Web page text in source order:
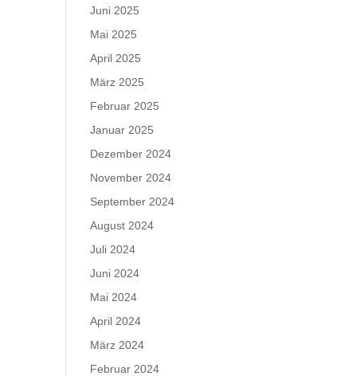
Juni 2025
Mai 2025
April 2025
März 2025
Februar 2025
Januar 2025
Dezember 2024
November 2024
September 2024
August 2024
Juli 2024
Juni 2024
Mai 2024
April 2024
März 2024
Februar 2024